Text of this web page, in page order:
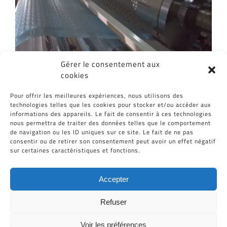
Gérer le consentement aux
cookies
Pour offrir les meilleures expériences, nous utilisons des
technologies telles que les cookies pour stocker et/ou accéder aux
informations des appareils. Le fait de consentir à ces technologies
nous permettra de traiter des données telles que le comportement
de navigation ou les ID uniques sur ce site. Le fait de ne pas
consentir ou de retirer son consentement peut avoir un effet négatif
sur certaines caractéristiques et fonctions.
Accepter
Refuser
Voir les préférences
Partagez cet article, Choisissez votre
Plateforme!
Facebook
TwitterRedditLinkedInWhatsApp
TumblrPinterest
Vk Email